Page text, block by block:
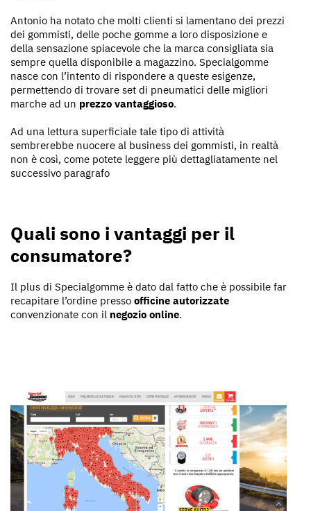
Antonio ha notato che molti clienti si lamentano dei prezzi
dei gommisti, delle poche gomme a loro disposizione e
della sensazione spiacevole che la marca consigliata sia
sempre quella disponibile a magazzino. Specialgomme
nasce con l’intento di rispondere a queste esigenze,
permettendo di trovare set di pneumatici delle migliori
marche ad un prezzo vantaggioso.
Ad una lettura superficiale tale tipo di attività
sembrerebbe nuocere al business dei gommisti, in realtà
non è così, come potete leggere più dettagliatamente nel
successivo paragrafo
Quali sono i vantaggi per il
consumatore?
Il plus di Specialgomme è dato dal fatto che è possibile far
recapitare l’ordine presso officine autorizzate
convenzionate con il negozio online.